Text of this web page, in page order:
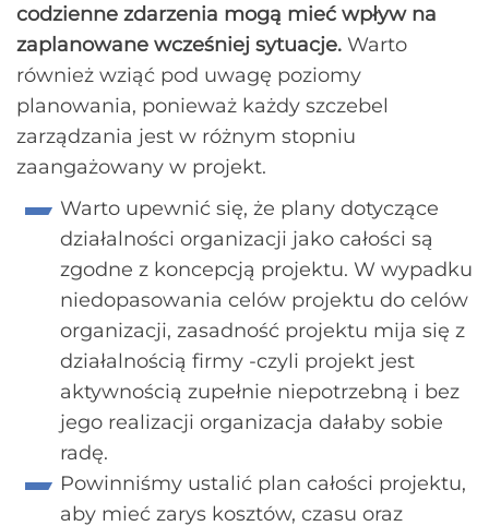
codzienne zdarzenia mogą mieć wpływ na
zaplanowane wcześniej sytuacje. Warto
również wziąć pod uwagę poziomy
planowania, ponieważ każdy szczebel
zarządzania jest w różnym stopniu
zaangażowany w projekt.
Warto upewnić się, że plany dotyczące
działalności organizacji jako całości są
zgodne z koncepcją projektu. W wypadku
niedopasowania celów projektu do celów
organizacji, zasadność projektu mija się z
działalnością firmy -czyli projekt jest
aktywnością zupełnie niepotrzebną i bez
jego realizacji organizacja dałaby sobie
radę.
Powinniśmy ustalić plan całości projektu,
aby mieć zarys kosztów, czasu oraz